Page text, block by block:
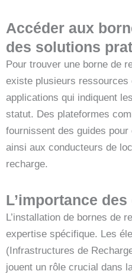
Accéder aux
des solutions
Pour trouver une borne de
existe plusieurs ressources
applications qui indiquent
statut. Des plateformes
fournissent des guides
ainsi aux conducteurs de
recharge.
L’importance
L’installation de bornes de
expertise spécifique. Les
(Infrastructures de
jouent un rôle crucial dans